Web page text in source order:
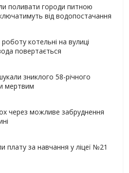
поливати городи питною
від водопостачання
котельні на вулиці
повертається
зниклого 58-річного
мертвим
через можливе забруднення
плату за навчання у ліцеї №21